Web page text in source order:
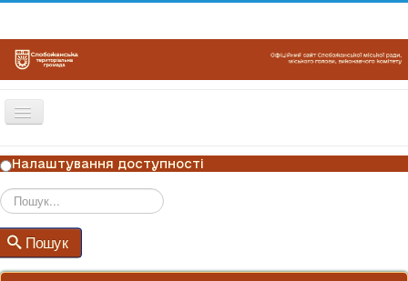
Перемикач
ГОЛОВНА
НОВИНИ
ОГОЛОШЕННЯ
ГРАФІКИ ПРИЙОМУ
Налаштування доступності
Пошук